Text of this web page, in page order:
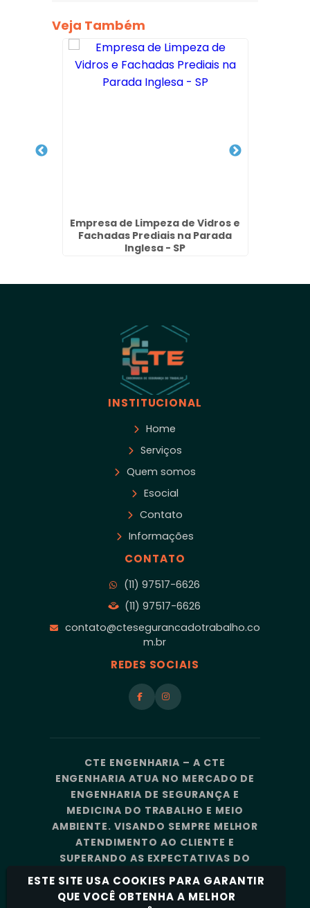
Veja Também
Empresa de Limpeza de Vidros e
Fachadas Prediais na Parada
Inglesa - SP
INSTITUCIONAL
Home
Serviços
Quem somos
Esocial
Contato
Informações
CONTATO
(11) 97517-6626
(11) 97517-6626
contato@ctesegurancadotrabalho.co
m.br
REDES SOCIAIS
CTE ENGENHARIA – A CTE
ENGENHARIA ATUA NO MERCADO DE
ENGENHARIA DE SEGURANÇA E
MEDICINA DO TRABALHO E MEIO
AMBIENTE. VISANDO SEMPRE MELHOR
ATENDIMENTO AO CLIENTE E
SUPERANDO AS EXPECTATIVAS DO
MERCADO, A CTE ENGENHARIA
CONTA COM UMA EQUIPE DE
ESTE SITE USA COOKIES PARA GARANTIR
QUE VOCÊ OBTENHA A MELHOR